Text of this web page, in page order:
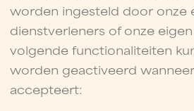
worden ingesteld door onze
dienstverleners of onze
volgende functionaliteiten
worden geactiveerd
accepteert: